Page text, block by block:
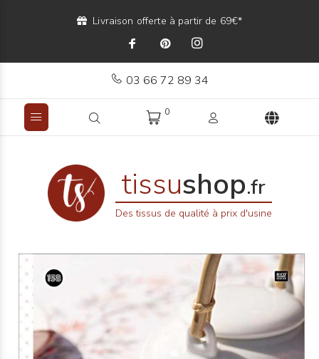
Livraison offerte à partir de 69€*
03 66 72 89 34
0
tissushop.fr
Des tissus de qualité à prix d'usine